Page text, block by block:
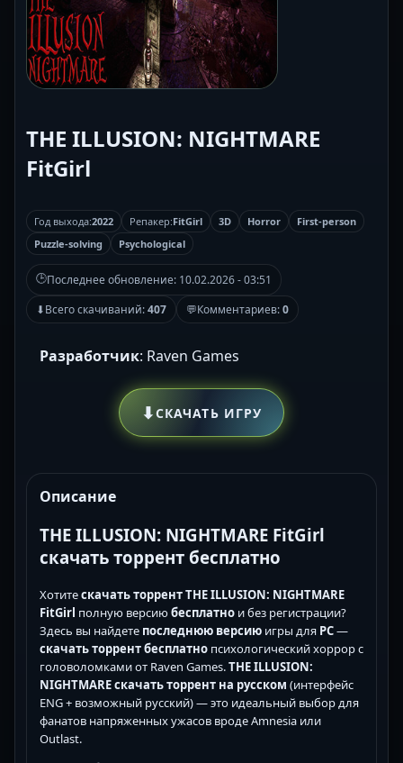
THE ILLUSION: NIGHTMARE
FitGirl
Год выхода:2022 Репакер:FitGirl 3D Horror
First-person
Puzzle-solving
Psychological
🕒Последнее обновление: 10.02.2026 - 03:51
⬇Всего скачиваний:407 💬Комментариев:0
Разработчик: Raven Games
⬇СКАЧАТЬ ИГРУ
Описание
THE ILLUSION: NIGHTMARE FitGirl
скачать торрент бесплатно
Хотитескачать торрент THE ILLUSION: NIGHTMARE
FitGirl полную версиюбесплатно и без регистрации?
Здесь вы найдете последнюю версию игры для PC—
скачать торрент бесплатно психологический хоррор с
головоломками от Raven Games.THE ILLUSION:
NIGHTMARE скачать торрент на русском (интерфейс
ENG + возможный русский) — это идеальный выбор для
фанатов напряженных ужасов вроде Amnesia или
Outlast.